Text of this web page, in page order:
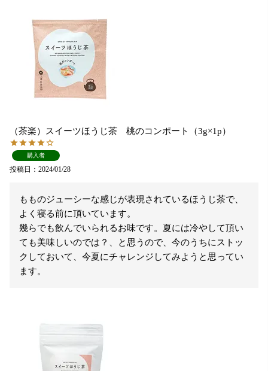
（茶楽）スイーツほうじ茶 桃のコンポート（3g×1p）
購入者
投稿日 2024/01/28
もものジューシーな感じが表現されているほうじ茶で、
よく寝る前に頂いています。
幾らでも飲んでいられるお味です。夏には冷やして頂い
ても美味しいのでは？、と思うので、今のうちにストッ
クしておいて、今夏にチャレンジしてみようと思ってい
ます。